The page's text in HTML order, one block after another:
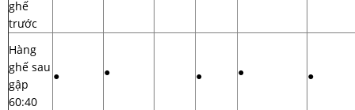
ghế
trước
Hàng
ghế sau
gập
60:40
● ● ● ● ●